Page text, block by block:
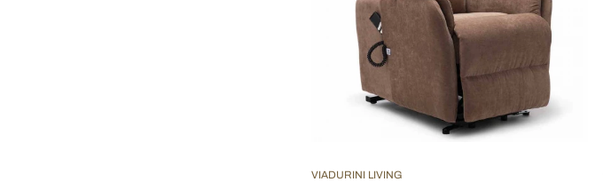
VIADURINI LIVING